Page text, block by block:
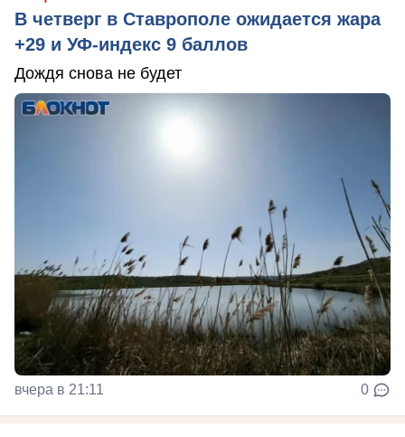
В четверг в Ставрополе ожидается жара
+29 и УФ-индекс 9 баллов
Дождя снова не будет
вчера в 21:11 0